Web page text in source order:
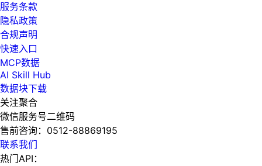
服务条款
隐私政策
合规声明
快速入口
MCP数据
AI Skill Hub
数据块下载
关注聚合
微信服务号二维码
售前咨询： 0512-88869195
联系我们
热门API：